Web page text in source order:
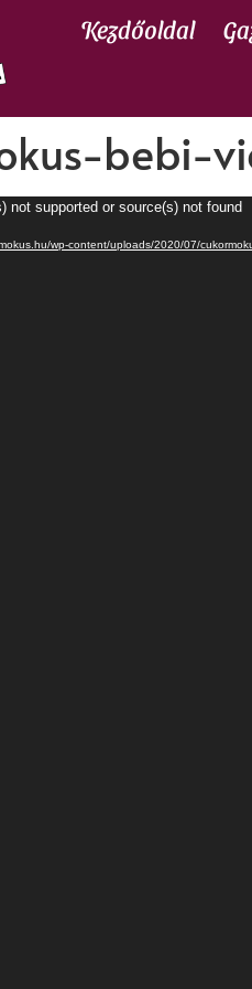
Kezdőoldal
bebi-
not supported or source(s) not found
wp-content/uploads/2020/07/